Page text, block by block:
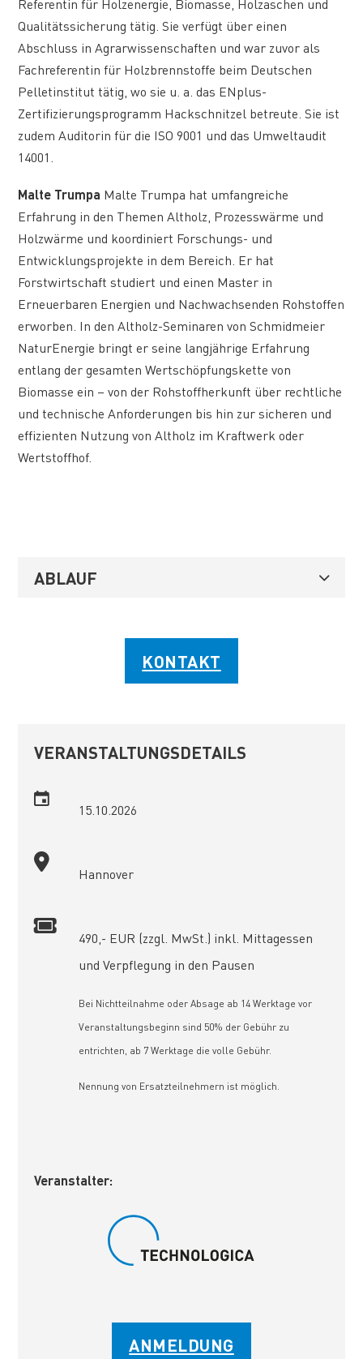
Referentin für Holzenergie, Biomasse, Holzaschen und
Qualitätssicherung tätig. Sie verfügt über einen
Abschluss in Agrarwissenschaften und war zuvor als
Fachreferentin für Holzbrennstoffe beim Deutschen
Pelletinstitut tätig, wo sie u. a. das ENplus-
Zertifizierungsprogramm Hackschnitzel betreute. Sie ist
zudem Auditorin für die ISO 9001 und das Umweltaudit
14001.
Malte Trumpa Malte Trumpa hat umfangreiche
Erfahrung in den Themen Altholz, Prozesswärme und
Holzwärme und koordiniert Forschungs- und
Entwicklungsprojekte in dem Bereich. Er hat
Forstwirtschaft studiert und einen Master in
Erneuerbaren Energien und Nachwachsenden Rohstoffen
erworben. In den Altholz-Seminaren von Schmidmeier
NaturEnergie bringt er seine langjährige Erfahrung
entlang der gesamten Wertschöpfungskette von
Biomasse ein – von der Rohstoffherkunft über rechtliche
und technische Anforderungen bis hin zur sicheren und
effizienten Nutzung von Altholz im Kraftwerk oder
Wertstoffhof.
ABLAUF
KONTAKT
VERANSTALTUNGSDETAILS
15.10.2026
Hannover
490,- EUR (zzgl. MwSt.) inkl. Mittagessen
und Verpflegung in den Pausen
Bei Nichtteilnahme oder Absage ab 14 Werktage vor
Veranstaltungsbeginn sind 50% der Gebühr zu
entrichten, ab 7 Werktage die volle Gebühr.
Nennung von Ersatzteilnehmern ist möglich.
Veranstalter:
ANMELDUNG